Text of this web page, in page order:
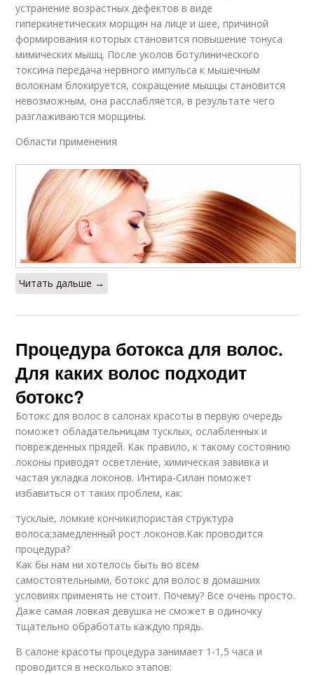
Эффекты от ботокса
устранение возрастных дефектов в виде
гиперкинетических морщин на лице и шее, причиной
формирования которых становится повышение тонуса
мимических мышц. После уколов ботулинического
токсина передача нервного импульса к мышечным
волокнам блокируется, сокращение мышцы становится
невозможным, она расслабляется, в результате чего
разглаживаются морщины.
Области применения
Читать дальше →
Процедура ботокса для волос.
Для каких волос подходит
ботокс?
Ботокс для волос в салонах красоты в первую очередь
поможет обладательницам тусклых, ослабленных и
поврежденных прядей. Как правило, к такому состоянию
локоны приводят осветление, химическая завивка и
частая укладка локонов. Интира-Силан поможет
избавиться от таких проблем, как:
тусклые, ломкие кончики;пористая структура
волоса;замедленный рост локонов.Как проводится
процедура?
Как бы нам ни хотелось быть во всем
самостоятельными, ботокс для волос в домашних
условиях применять не стоит. Почему? Все очень просто.
Даже самая ловкая девушка не сможет в одиночку
тщательно обработать каждую прядь.
В салоне красоты процедура занимает 1-1,5 часа и
проводится в несколько этапов: